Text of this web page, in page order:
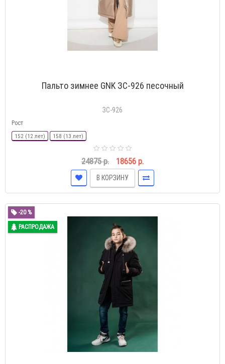
Пальто зимнее GNK ЗС-926 песочный
ЗС-926
Рост
152 (12 лет) 158 (13 лет)
24875 р. 18656 р.
В КОРЗИНУ
-20 %
РАСПРОДАЖА